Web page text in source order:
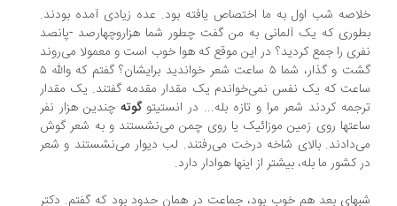
شب اول به ما اختصاص یافته بود. عده زیادی آمده بودند.
که یک آلمانی به من گفت چطور شما هزاروچهارصد -پانصد
را جمع کردید؟ در این موقع که هوا خوب است و معمولا می‌روند
گشت و گذار، شما ۵ ساعت شعر خواندید برایشان؟ گفتم که والله ۵
که یک نفس نمی‌خواندم یک مقدار مقدمه گفتند. یک مقدار
کردند شعر مرا و تازه بله... در انستیتوگوتهچندین هزار نفر
روی زمین موزائیک یا روی چمن می‌نشستند و به شعر گوش
بالای شاخه درخت می‌رفتند. لب دیوار می‌نشستند و شعر
کشور ما بله، بیشتر از اینها هوادار دارد.
بعد هم خوب بود، جماعت در همان حدود بود که گفتم. دکتر